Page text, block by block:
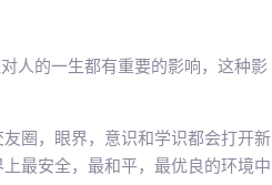
人的一生都有重要的影响，这种影
圈，眼界，意识和学识都会打开新
最安全，最和平，最优良的环境中